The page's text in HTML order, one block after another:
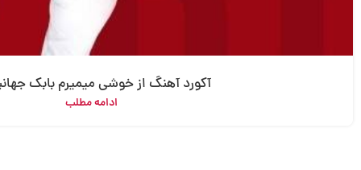
آکورد آهنگ از خوشی میمیرم بابک
ادامه مطلب